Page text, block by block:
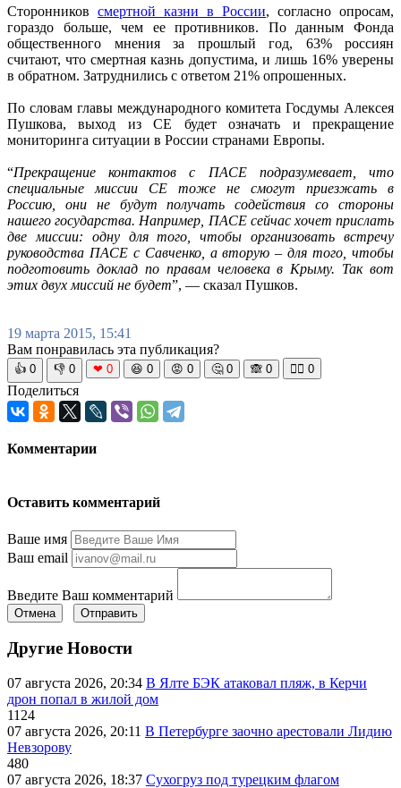
Сторонников смертной казни в России, согласно опросам,
гораздо больше, чем ее противников. По данным Фонда
общественного мнения за прошлый год, 63% россиян
считают, что смертная казнь допустима, и лишь 16% уверены
в обратном. Затруднились с ответом 21% опрошенных.
По словам главы международного комитета Госдумы Алексея
Пушкова, выход из СЕ будет означать и прекращение
мониторинга ситуации в России странами Европы.
“Прекращение контактов с ПАСЕ подразумевает, что
специальные миссии СЕ тоже не смогут приезжать в
Россию, они не будут получать содействия со стороны
нашего государства. Например, ПАСЕ сейчас хочет прислать
две миссии: одну для того, чтобы организовать встречу
руководства ПАСЕ с Савченко, а вторую – для того, чтобы
подготовить доклад по правам человека в Крыму. Так вот
этих двух миссий не будет”, — сказал Пушков.
19 марта 2015, 15:41
Вам понравилась эта публикация?
👍 0 👎 0 ❤ 0 😆 0 😡 0 🤔 0 🙈 0 🧘‍♀️ 0
Поделиться
Комментарии
Оставить комментарий
Ваше имя
Ваш email
Введите Ваш комментарий
Отмена Отправить
Другие Новости
07 августа 2026, 20:34 В Ялте БЭК атаковал пляж, в Керчи
дрон попал в жилой дом
1124
07 августа 2026, 20:11 В Петербурге заочно арестовали Лидию
Невзорову
480
07 августа 2026, 18:37 Сухогруз под турецким флагом